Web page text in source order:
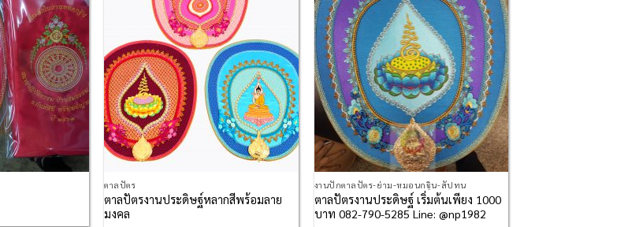
ตาลปัตร
ตาลปัตรงานประดิษฐ์หลากสีพร้อมลาย
มงคล
งานปักตาลปัตร-ย่าม-หมอนกฐิน-สัปทน
ตาลปัตรงานประดิษฐ์ เริ่มต้นเพียง 1000
บาท 082-790-5285 Line: @np1982